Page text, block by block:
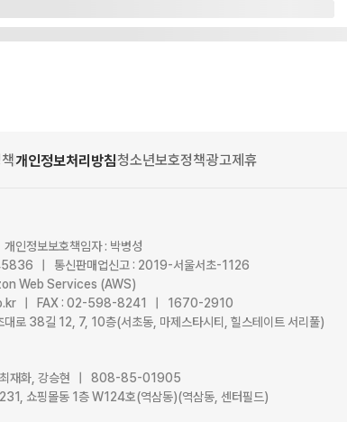
개인정보처리방침청소년보호정책광고제휴
인정보보호책임자 : 박병성
| 통신판매업신고 : 2019-서울서초-1126
Web Services (AWS)
| FAX : 02-598-8241 | 1670-2910
대로 38길 12, 7, 10층(서초동, 마제스타시티, 힐스테이트 서리풀)
재화, 강승현 | 808-85-01905
쇼핑몰동 1층 W124호(역삼동)(역삼동, 센터필드)